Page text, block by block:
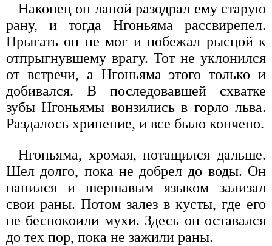
Наконец он лапой разодрал ему старую
рану, и тогда Нгоньяма рассвирепел.
Прыгать он не мог и побежал рысцой к
отпрыгнувшему врагу. Тот не уклонился
от встречи, а Нгоньяма этого только и
добивался. В последовавшей схватке
зубы Нгоньямы вонзились в горло льва.
Раздалось хрипение, и все было кончено.
Нгоньяма, хромая, потащился дальше.
Шел долго, пока не добрел до воды. Он
напился и шершавым языком зализал
свои раны. Потом залез в кусты, где его
не беспокоили мухи. Здесь он оставался
до тех пор, пока не зажили раны.